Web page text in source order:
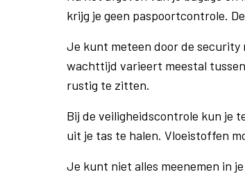
krijg je geen paspoortcontrole.
Je kunt meteen door de security
wachttijd varieert meestal
rustig te zitten.
Bij de veiligheidscontrole kun je
uit je tas te halen. Vloeistoffen
Je kunt niet alles meenemen in